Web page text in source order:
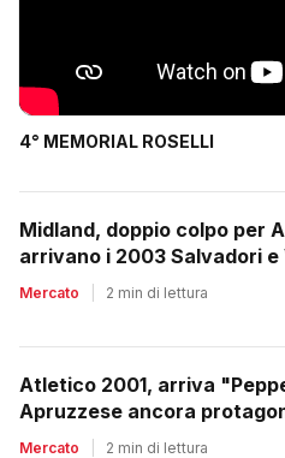
4° MEMORIAL ROSELLI
Midland, doppio colpo per
arrivano i 2003 Salvadori e
Mercato 2 min di lettura
Atletico 2001, arriva
Apruzzese ancora
Mercato 2 min di lettura